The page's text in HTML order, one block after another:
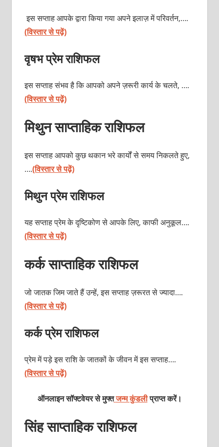
इस सप्ताह आपके द्वारा किया गया अपने इलाज़ में परिवर्तन,….
(विस्तार से पढ़ें)
वृषभ प्रेम राशिफल
इस सप्ताह संभव है कि आपको अपने ज़रूरी कार्य के चलते, ….
(विस्तार से पढ़ें)
मिथुन साप्ताहिक राशिफल
इस सप्ताह आपको कुछ थकान भरे कार्यों से समय निकलते हुए,
….(विस्तार से पढ़ें)
मिथुन प्रेम राशिफल
यह सप्ताह प्रेम के दृष्टिकोण से आपके लिए, काफी अनुकूल….
(विस्तार से पढ़ें)
कर्क साप्ताहिक राशिफल
जो जातक जिम जाते हैं उन्हें, इस सप्ताह ज़रूरत से ज्यादा….
(विस्तार से पढ़ें)
कर्क प्रेम राशिफल
प्रेम में पड़े इस राशि के जातकों के जीवन में इस सप्ताह….
(विस्तार से पढ़ें)
ऑनलाइन सॉफ्टवेयर से मुफ्तजन्म कुंडलीप्राप्त करें।
सिंह साप्ताहिक राशिफल